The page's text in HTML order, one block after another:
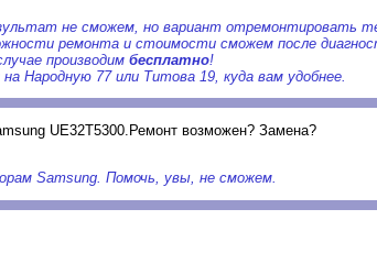
не сможем, но вариант отремонтировать
ремонта и стоимости сможем после
производим бесплатно!
Народную 77 или Титова 19, куда вам удобнее.
UE32T5300.Ремонт возможен? Замена?
Samsung. Помочь, увы, не сможем.